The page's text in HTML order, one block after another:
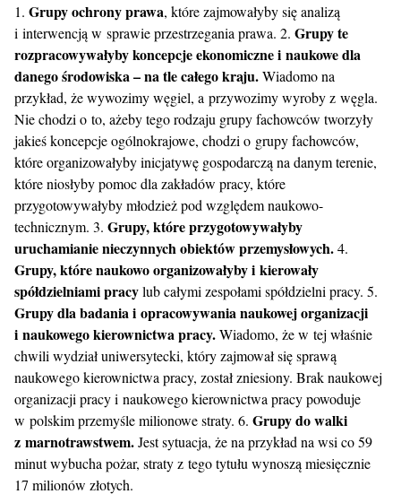
1. Grupy ochrony prawa, które zajmowałyby się analizą
i interwencją w sprawie przestrzegania prawa. 2. Grupy te
rozpracowywałyby koncepcje ekonomiczne i naukowe dla
danego środowiska – na tle całego kraju.Wiadomo na
przykład, że wywozimy węgiel, a przywozimy wyroby z węgla.
Nie chodzi o to, ażeby tego rodzaju grupy fachowców tworzyły
jakieś koncepcje ogólnokrajowe, chodzi o grupy fachowców,
które organizowałyby inicjatywę gospodarczą na danym terenie,
które niosłyby pomoc dla zakładów pracy, które
przygotowywałyby młodzież pod względem naukowo-
technicznym. 3. Grupy, które przygotowywałyby
uruchamianie nieczynnych obiektów przemysłowych.4.
Grupy, które naukowo organizowałyby i kierowały
spółdzielniami pracylub całymi zespołami spółdzielni pracy. 5.
Grupy dla badania i opracowywania naukowej organizacji
i naukowego kierownictwa pracy.Wiadomo, że w tej właśnie
chwili wydział uniwersytecki, który zajmował się sprawą
naukowego kierownictwa pracy, został zniesiony. Brak naukowej
organizacji pracy i naukowego kierownictwa pracy powoduje
w polskim przemyśle milionowe straty. 6. Grupy do walki
z marnotrawstwem.Jest sytuacja, że na przykład na wsi co 59
minut wybucha pożar, straty z tego tytułu wynoszą miesięcznie
17 milionów złotych.